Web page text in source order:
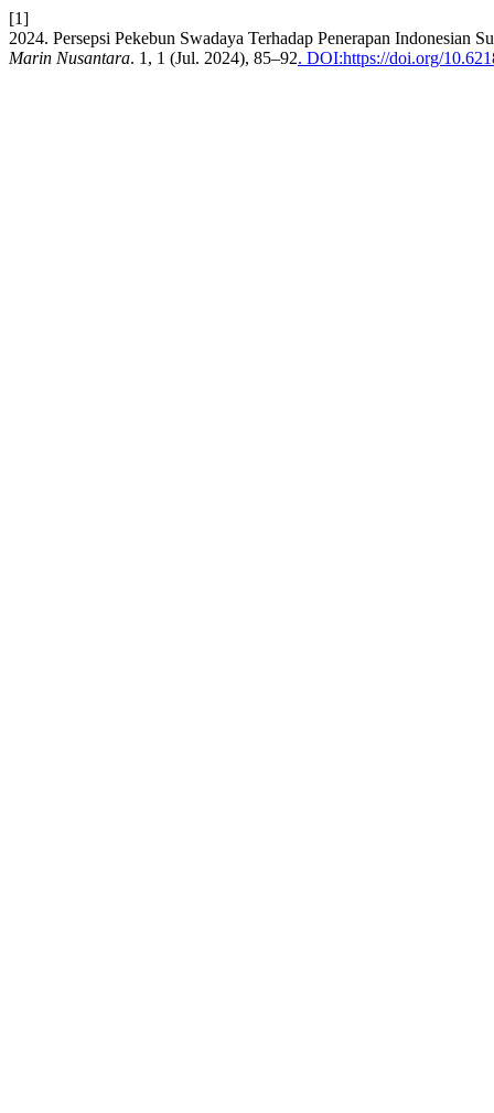
[1]
2024. Persepsi Pekebun Swadaya Terhadap Penerapan Indonesian
Marin Nusantara. 1, 1 (Jul. 2024), 85–92. DOI:https://doi.org/